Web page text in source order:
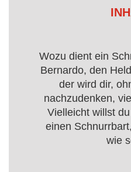
Wozu dient ein
Bernardo, den
der wird dir,
nachzudenken,
Vielleicht willst
einen
wie